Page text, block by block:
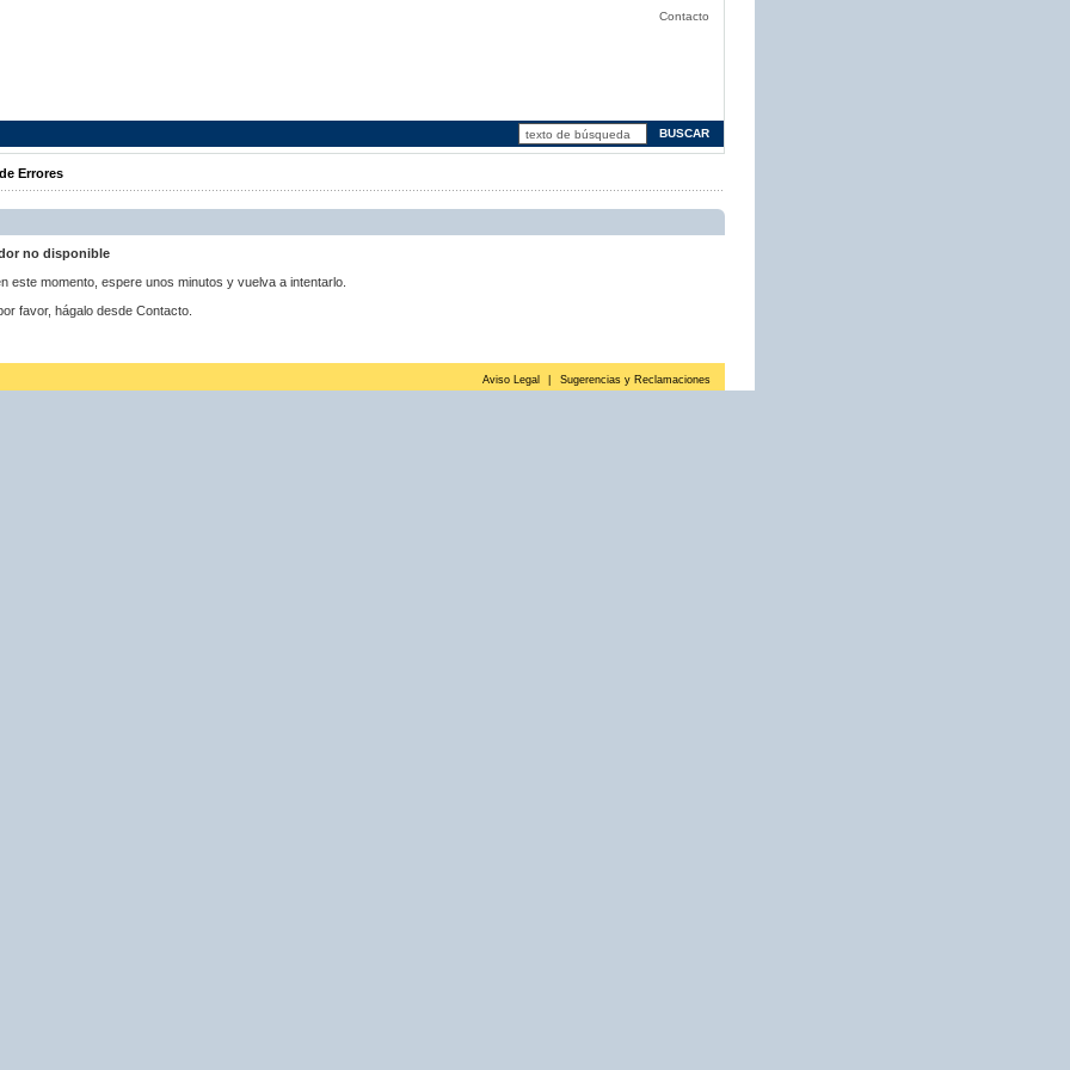
Contacto
Errores
no disponible
este momento, espere unos minutos y vuelva a intentarlo.
favor, hágalo desde Contacto.
Aviso Legal Sugerencias y Reclamaciones